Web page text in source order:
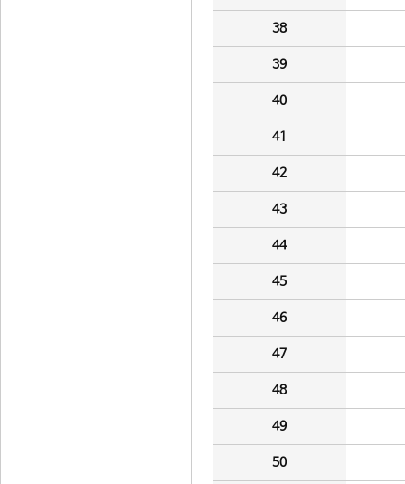
38
39
40
41
42
43
44
45
46
47
48
49
50